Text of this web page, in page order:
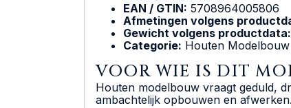
EAN / GTIN: 5708964005806
Afmetingen volgens
Gewicht volgens productdata:
Categorie: Houten
VOOR WIE IS DIT
Houten modelbouw vraagt geduld,
ambachtelijk opbouwen en afwerken.